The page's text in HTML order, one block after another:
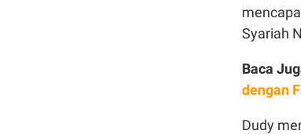
Syariah
Baca
dengan
Dudy